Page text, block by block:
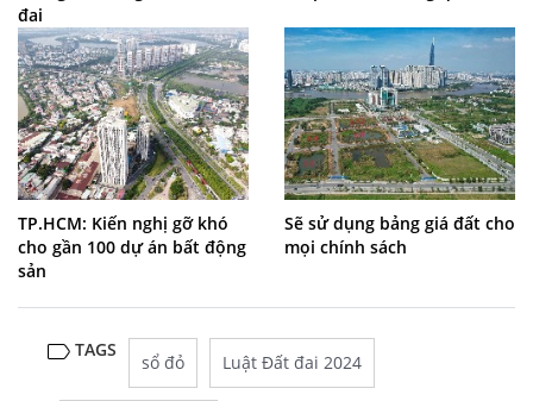
đai
TP.HCM: Kiến nghị gỡ khó
cho gần 100 dự án bất động
sản
Sẽ sử dụng bảng giá đất cho
mọi chính sách
TAGS
sổ đỏ Luật Đất đai 2024